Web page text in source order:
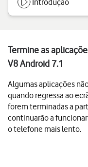
Introdução
Termine as
V8 Android 7.1
Algumas aplicações
quando regressa ao
forem terminadas a
continuarão a
o telefone mais lento.